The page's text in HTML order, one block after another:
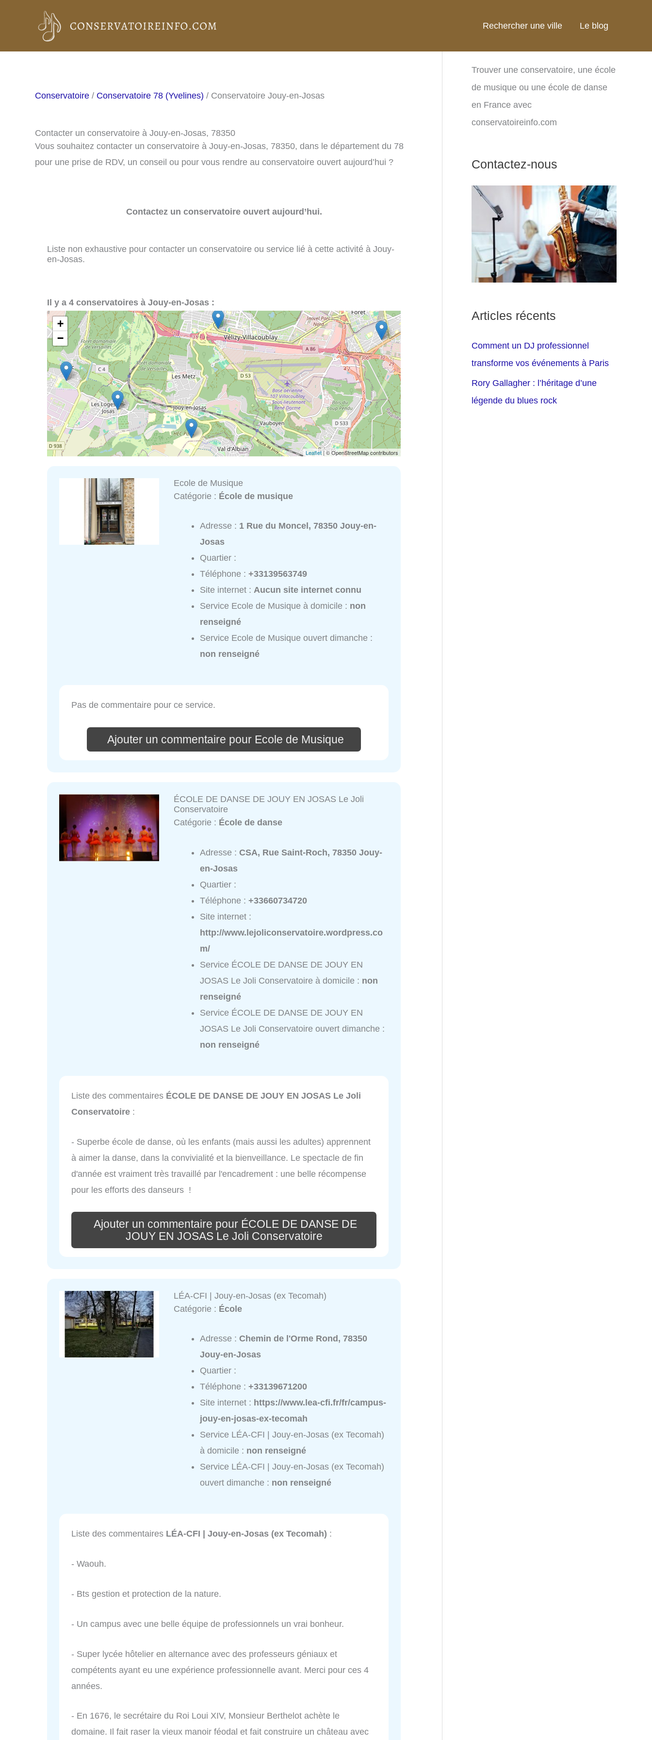
Rechercher une ville Le blog
Conservatoire / Conservatoire 78 (Yvelines) / Conservatoire Jouy-en-Josas
Contacter un conservatoire à Jouy-en-Josas, 78350
Vous souhaitez contacter un conservatoire à Jouy-en-Josas, 78350, dans le département du 78
pour une prise de RDV, un conseil ou pour vous rendre au conservatoire ouvert aujourd’hui ?
Contactez un conservatoire ouvert aujourd’hui.
Liste non exhaustive pour contacter un conservatoire ou service lié à cette activité à Jouy-
en-Josas.
Il y a 4 conservatoires à Jouy-en-Josas :
+
−
Leaflet| © OpenStreetMap contributors
Ecole de Musique
Catégorie : École de musique
Adresse : 1 Rue du Moncel, 78350 Jouy-en-
Josas
Quartier :
Téléphone :+33139563749
Site internet :Aucun site internet connu
Service Ecole de Musique à domicile : non
renseigné
Service Ecole de Musique ouvert dimanche :
non renseigné
Pas de commentaire pour ce service.
Ajouter un commentaire pour Ecole de Musique
ÉCOLE DE DANSE DE JOUY EN JOSAS Le Joli
Conservatoire
Catégorie : École de danse
Adresse :CSA, Rue Saint-Roch, 78350 Jouy-
en-Josas
Quartier :
Téléphone :+33660734720
Site internet :
http://www.lejoliconservatoire.wordpress.co
m/
Service ÉCOLE DE DANSE DE JOUY EN
JOSAS Le Joli Conservatoire à domicile : non
renseigné
Service ÉCOLE DE DANSE DE JOUY EN
JOSAS Le Joli Conservatoire ouvert dimanche :
non renseigné
Liste des commentaires ÉCOLE DE DANSE DE JOUY EN JOSAS Le Joli
Conservatoire :
- Superbe école de danse, où les enfants (mais aussi les adultes) apprennent
à aimer la danse, dans la convivialité et la bienveillance. Le spectacle de fin
d'année est vraiment très travaillé par l'encadrement : une belle récompense
pour les efforts des danseurs !
Ajouter un commentaire pour ÉCOLE DE DANSE DE
JOUY EN JOSAS Le Joli Conservatoire
LÉA-CFI | Jouy-en-Josas (ex Tecomah)
Catégorie : École
Adresse :Chemin de l'Orme Rond, 78350
Jouy-en-Josas
Quartier :
Téléphone :+33139671200
Site internet : https://www.lea-cfi.fr/fr/campus-
jouy-en-josas-ex-tecomah
Service LÉA-CFI | Jouy-en-Josas (ex Tecomah)
à domicile : non renseigné
Service LÉA-CFI | Jouy-en-Josas (ex Tecomah)
ouvert dimanche : non renseigné
Liste des commentaires LÉA-CFI | Jouy-en-Josas (ex Tecomah) :
- Waouh.
- Bts gestion et protection de la nature.
- Un campus avec une belle équipe de professionnels un vrai bonheur.
- Super lycée hôtelier en alternance avec des professeurs géniaux et
compétents ayant eu une expérience professionnelle avant. Merci pour ces 4
années.
- En 1676, le secrétaire du Roi Loui XIV, Monsieur Berthelot achète le
domaine. Il fait raser la vieux manoir féodal et fait construire un château avec
Trouver une conservatoire, une école
de musique ou une école de danse
en France avec
conservatoireinfo.com
Contactez-nous
Articles récents
Comment un DJ professionnel
transforme vos événements à Paris
Rory Gallagher : l’héritage d’une
légende du blues rock